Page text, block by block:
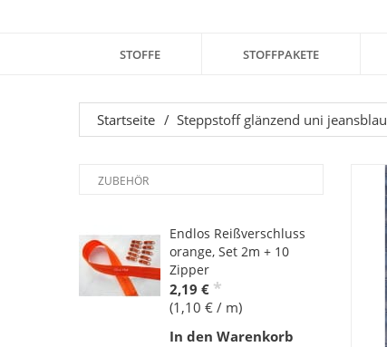
STOFFE STOFFPAKETE
Startseite / Steppstoff glänzend uni jeansblau
ZUBEHÖR
Endlos Reißverschluss
orange, Set 2m + 10
Zipper
2,19 € *
(1,10 € / m)
In den Warenkorb